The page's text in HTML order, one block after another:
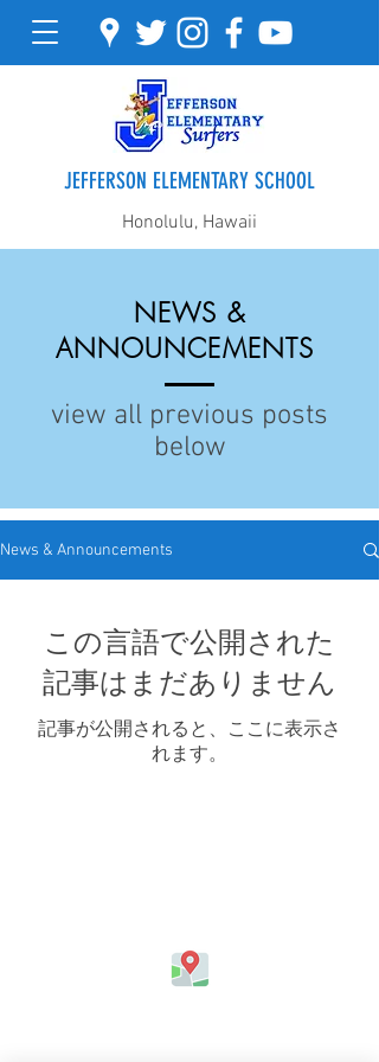
JEFFERSON ELEMENTARY SCHOOL
Honolulu, Hawaii
NEWS &
ANNOUNCEMENTS
view all previous posts
below
News & Announcements
この言語で公開された
記事はまだありません
記事が公開されると、ここに表示さ
れます。